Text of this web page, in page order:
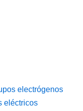
electrógenos
eléctricos